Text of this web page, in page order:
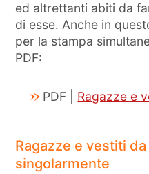
ed altrettanti abiti da
di esse. Anche in
per la stampa
PDF:
PDF | Ragazze e
Ragazze e vestiti
singolarmente